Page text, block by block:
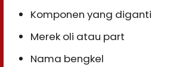
Komponen yang diganti
Merek oli atau part
Nama bengkel